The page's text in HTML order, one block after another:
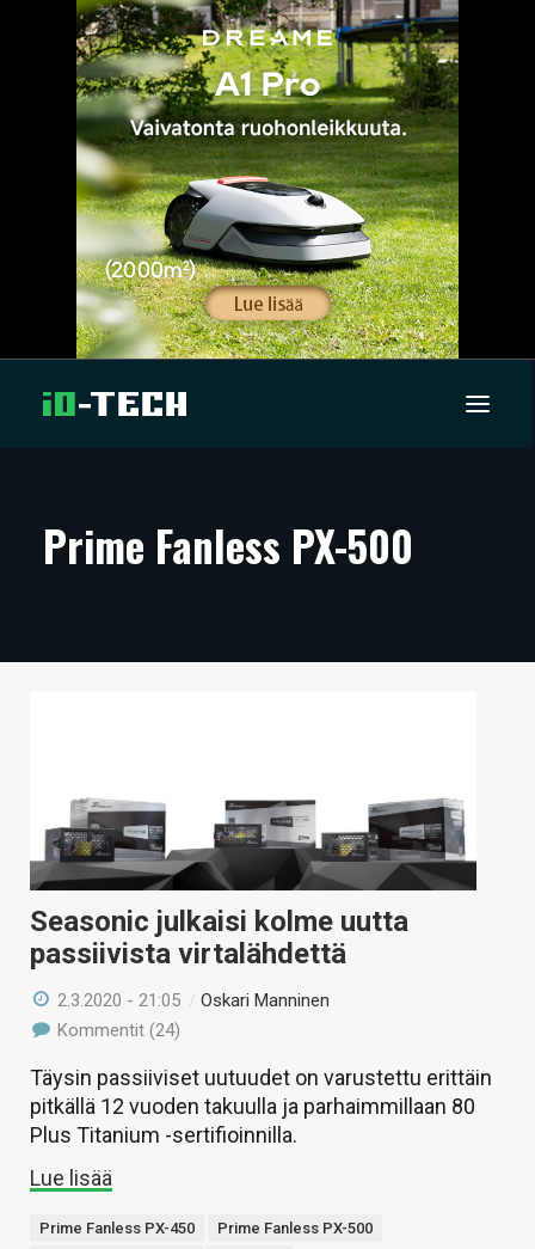
ARTIKKELIT
TECHBBS
KAUPPA
VAIHDA TEEMA
HAKU
Prime Fanless PX-500
Seasonic julkaisi kolme uutta
passiivista virtalähdettä
2.3.2020 - 21:05 /Oskari Manninen
Kommentit (24)
Täysin passiiviset uutuudet on varustettu erittäin
pitkällä 12 vuoden takuulla ja parhaimmillaan 80
Plus Titanium -sertifioinnilla.
Lue lisää
Prime Fanless PX-450
Prime Fanless PX-500